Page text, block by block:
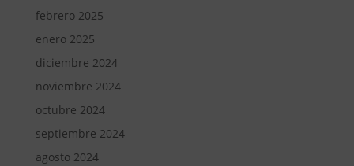
febrero 2025
enero 2025
diciembre 2024
noviembre 2024
octubre 2024
septiembre 2024
agosto 2024